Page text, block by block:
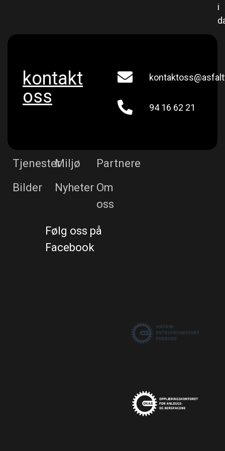
i
kontakt
oss
94 16 62 21
Tjenester
Bilder
Miljø
Nyheter
Partnere
Om
oss
Følg oss på
Facebook